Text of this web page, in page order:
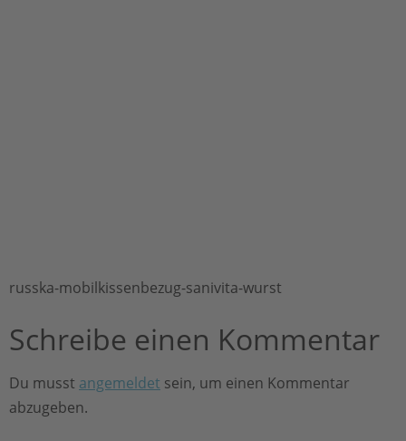
russka-mobilkissenbezug-sanivita-wurst
Schreibe einen Kommentar
Du musst angemeldet sein, um einen Kommentar
abzugeben.